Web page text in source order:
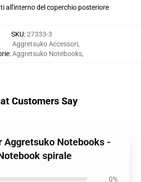
all'interno del coperchio posteriore
SKU:27333-3
:
Aggretsuko Accessori,
Aggretsuko Notebooks,
Customers Say
Aggretsuko Notebooks -
spirale
0%